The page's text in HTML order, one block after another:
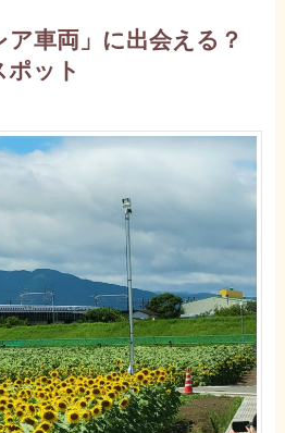
車両」に出会える？
ポット